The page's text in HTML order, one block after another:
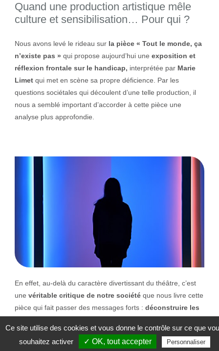
Quand une production artistique mêle
culture et sensibilisation… Pour qui ?
Nous avons levé le rideau sur la pièce « Tout le monde, ça
n’existe pas » qui propose aujourd’hui une exposition et
réflexion frontale sur le handicap, interprétée par Marie
Limetqui met en scène sa propre déficience. Par les
questions sociétales qui découlent d’une telle production, il
nous a semblé important d’accorder à cette pièce une
analyse plus approfondie.
En effet, au-delà du caractère divertissant du théâtre, c’est
une véritable critique de notre société que nous livre cette
pièce qui fait passer des messages forts : déconstruire les
contre la méconnaissance de l’autre
Ce site utilise des cookies et vous donne le contrôle sur ce que
souhaitez activer
✓ OK, tout accepter Personnaliser